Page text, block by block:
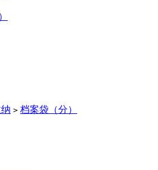
> 档案袋（分）